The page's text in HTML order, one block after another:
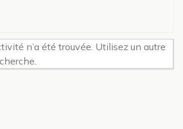
n’a été trouvée. Utilisez un autre